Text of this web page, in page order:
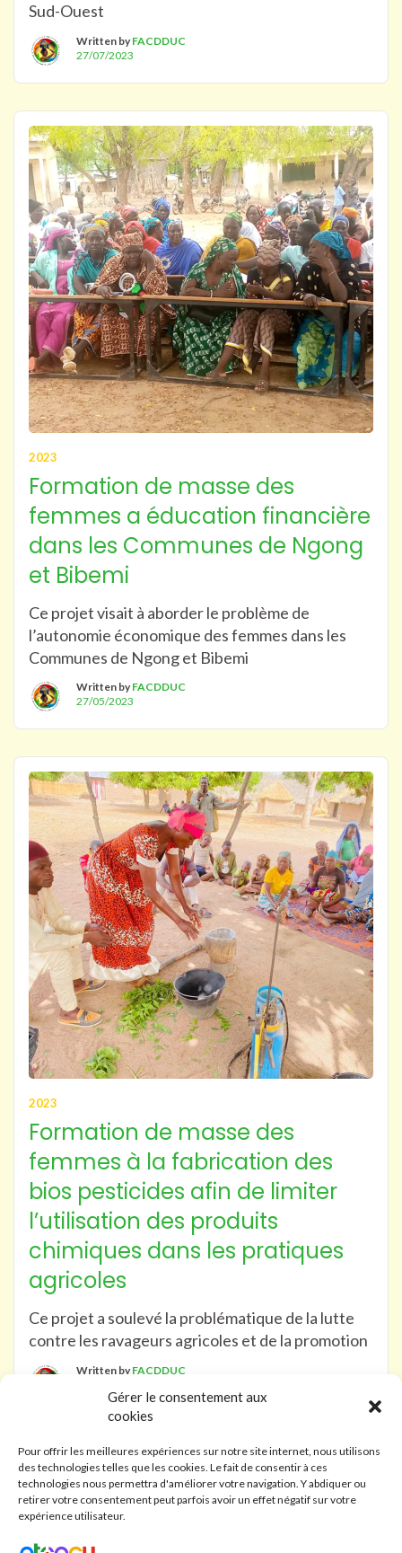
Gérer le consentement aux
cookies
Pour offrir les meilleures expériences sur notre site internet, nous utilisons
des technologies telles que les cookies. Le fait de consentir à ces
technologies nous permettra d'améliorer votre navigation. Y abdiquer ou
retirer votre consentement peut parfois avoir un effet négatif sur votre
expérience utilisateur.
Sud-Ouest
Written by FACDDUC
27/07/2023
2023
Formation de masse des
femmes a éducation financière
dans les Communes de Ngong
et Bibemi
Ce projet visait à aborder le problème de
l’autonomie économique des femmes dans les
Communes de Ngong et Bibemi
Written by FACDDUC
27/05/2023
2023
Formation de masse des
femmes à la fabrication des
bios pesticides afin de limiter
l’utilisation des produits
chimiques dans les pratiques
agricoles
Ce projet a soulevé la problématique de la lutte
contre les ravageurs agricoles et de la promotion
Written byFACDDUC
1 2 3 Suivant